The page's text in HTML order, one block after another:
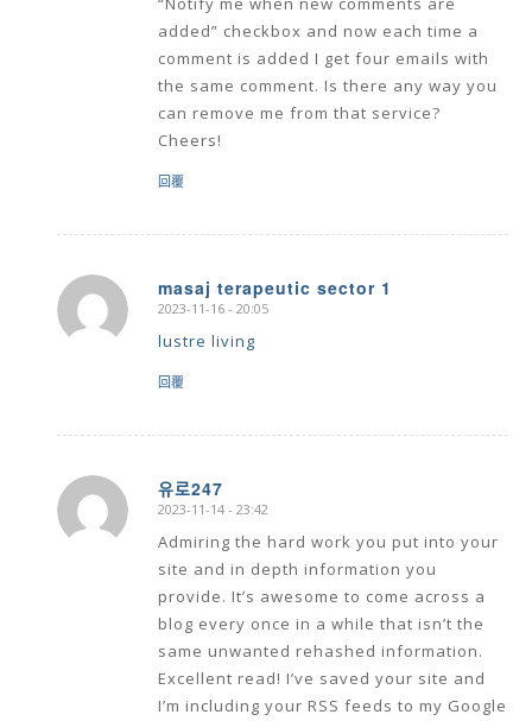
added” checkbox and now each time a
comment is added I get four emails with
the same comment. Is there any way you
can remove me from that service?
Cheers!
回覆
masaj terapeutic sector 1
says:
2023-11-16 - 20:05
lustre living
回覆
유로247
says:
2023-11-14 - 23:42
Admiring the hard work you put into your
site and in depth information you
provide. It’s awesome to come across a
blog every once in a while that isn’t the
same unwanted rehashed information.
Excellent read! I’ve saved your site and
I’m including your RSS feeds to my Google